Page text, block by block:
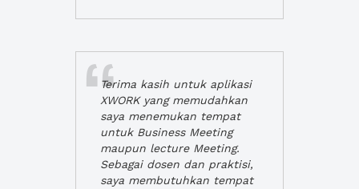
Terima kasih untuk aplikasi
XWORK yang memudahkan
saya menemukan tempat
untuk Business Meeting
maupun lecture Meeting.
Sebagai dosen dan praktisi,
saya membutuhkan tempat